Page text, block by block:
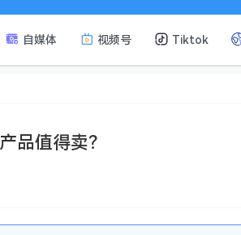
自媒体 视频号 Tiktok
品值得卖？